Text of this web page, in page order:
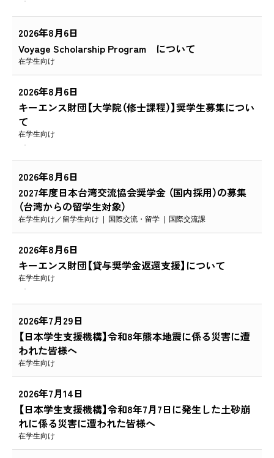
2026年8月6日
Voyage Scholarship Program について
在学生向け
2026年8月6日
キーエンス財団【大学院（修士課程）】奨学生募集につい
て
在学生向け
2026年8月6日
2027年度日本台湾交流協会奨学金 （国内採用）の募集
（台湾からの留学生対象）
在学生向け 留学生向け 国際交流・留学 国際交流課
2026年8月6日
キーエンス財団【貸与奨学金返還支援】について
在学生向け
2026年7月29日
【日本学生支援機構】令和8年熊本地震に係る災害に遭
われた皆様へ
在学生向け
2026年7月14日
【日本学生支援機構】令和8年7月7日に発生した土砂崩
れに係る災害に遭われた皆様へ
在学生向け